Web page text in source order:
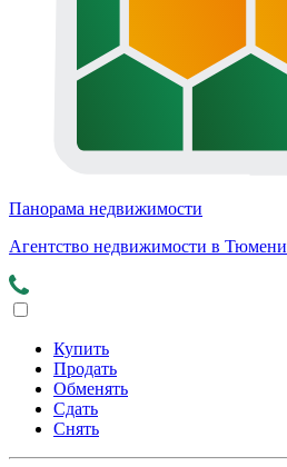
Панорама недвижимости
Агентство недвижимости в Тюмени
Купить
Продать
Обменять
Сдать
Снять